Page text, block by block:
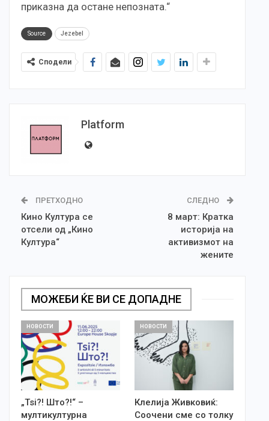
приказна да остане непозната.“
Source Jezebel
Сподели
Platform
ПРЕТХОДНО
Кино Култура се
отсели од „Кино
Култура“
СЛЕДНО
8 март: Кратка
историја на
активизмот на
жените
МОЖЕБИ ЌЕ ВИ СЕ ДОПАДНЕ
НОВОСТИ
„Tsi?! Што?!“ –
мултикултурна
НОВОСТИ
Клелија Живковиќ:
Соочени сме со толку